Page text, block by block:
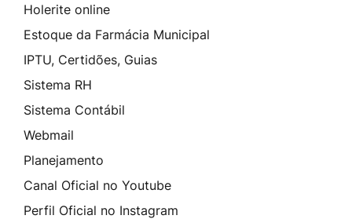
Holerite online
Estoque da Farmácia Municipal
IPTU, Certidões, Guias
Sistema RH
Sistema Contábil
Webmail
Planejamento
Canal Oficial no Youtube
Perfil Oficial no Instagram